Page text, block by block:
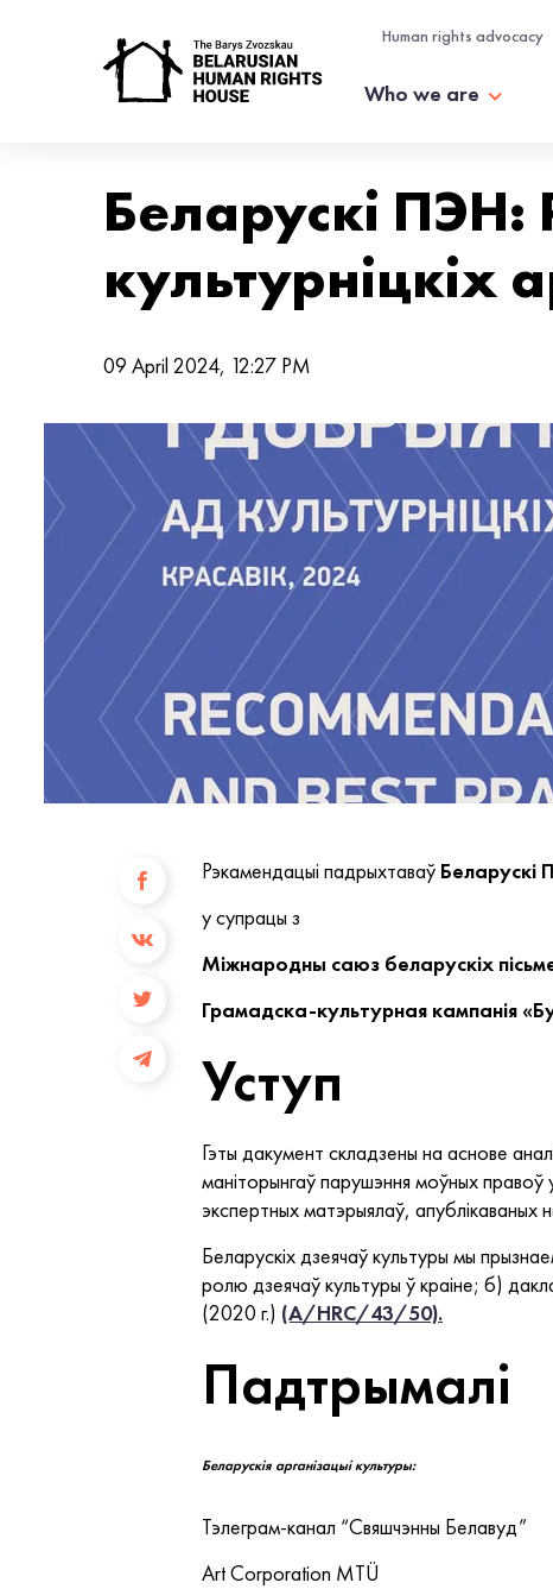
Human rights advocacy
Who we are
Беларускі ПЭН:
культурніцкіх
09 April 2024, 12:27 PM
Рэкамендацыі падрыхтаваў Беларускі
у супрацы з
Міжнародны саюз беларускіх
Грамадска-культурная кампанія
Уступ
Гэты дакумент складзены на аснове
маніторынгаў парушэння моўных правоў
экспертных матэрыялаў, апублікаваных
Беларускіх дзеячаў культуры мы
ролю дзеячаў культуры ў краіне; б)
(2020 г.) (A/HRC/43/50).
Падтрымалі
Беларускія арганізацыі культуры:
Тэлеграм-канал “Свяшчэнны Белавуд”
Art Corporation MTÜ